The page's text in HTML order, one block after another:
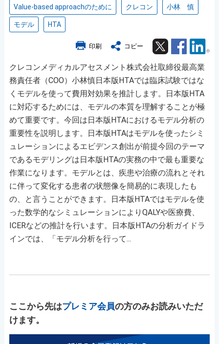
Value-based approachのために クレコン 小林 慎
モデル HTA
印刷 コピー Twitter Facebook
クレコンメディカルアセスメント株式会社取締役最高業
務責任者（COO）小林慎日本版HTAでは臨床試験ではな
くモデルを使って費用対効果を推計します。日本版HTA
に対応するためには、モデルの本質を理解することが極
めて重要です。今回は日本版HTAにおけるモデル分析の
重要性を説明します。日本版HTAはモデルを使ったシミ
ュレーションによるエビデンス創出が前提今回のテーマ
であるモデリングは日本版HTAの実務の中で最も重要な
作業になります。モデルとは、疾患や治療の流れとそれ
に伴って変化する患者の状態像を簡易的に表現したも
の、と言うことができます。日本版HTAではモデルを使
った数学的なシミュレーションによりQALYや医療費、
ICERなどの推計を行います。日本版HTAの分析ガイドラ
インでは、「モデル分析を行って...
ここから先はプレミア会員の方のみお読みいただ
けます。